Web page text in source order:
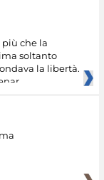
che la
soltanto
la libertà.